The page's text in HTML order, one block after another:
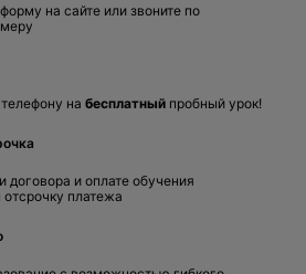
на сайте или звоните по
на бесплатный пробный урок!
договора и оплате обучения
платежа